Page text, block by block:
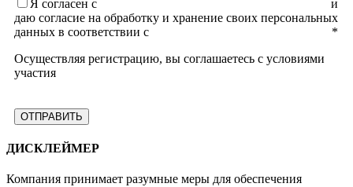
Я согласен с
и
даю согласие на обработку и хранение своих персональных
данных в соответствии с
*
Осуществляя регистрацию, вы соглашаетесь с условиями
участия
ДИСКЛЕЙМЕР
Компания принимает разумные меры для обеспечения